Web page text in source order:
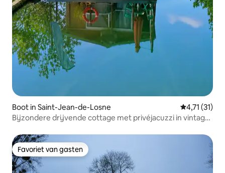
Boot in Saint-Jean-de-Losne Gemiddelde
4,71 (31)
Bijzondere drijvende cottage met privéjacuzzi in vintage-
Favoriet van gasten
Favoriet van gasten